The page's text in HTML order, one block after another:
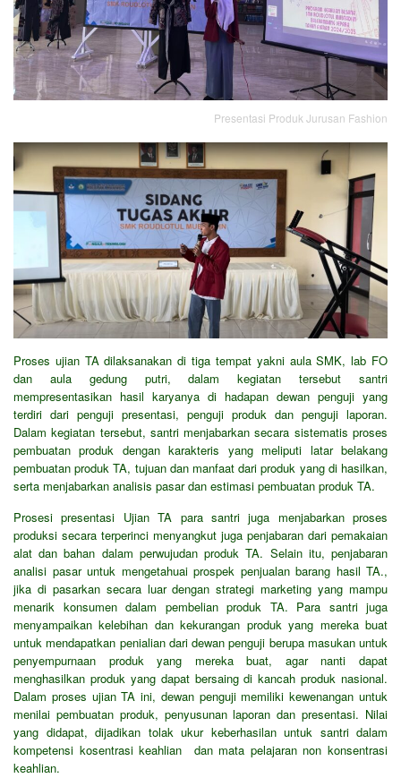
Presentasi Produk Jurusan Fashion
Proses ujian TA dilaksanakan di tiga tempat yakni aula SMK, lab FO
dan aula gedung putri, dalam kegiatan tersebut santri
mempresentasikan hasil karyanya di hadapan dewan penguji yang
terdiri dari penguji presentasi, penguji produk dan penguji laporan.
Dalam kegiatan tersebut, santri menjabarkan secara sistematis proses
pembuatan produk dengan karakteris yang meliputi latar belakang
pembuatan produk TA, tujuan dan manfaat dari produk yang di hasilkan,
serta menjabarkan analisis pasar dan estimasi pembuatan produk TA.
Prosesi presentasi Ujian TA para santri juga menjabarkan proses
produksi secara terperinci menyangkut juga penjabaran dari pemakaian
alat dan bahan dalam perwujudan produk TA. Selain itu, penjabaran
analisi pasar untuk mengetahuai prospek penjualan barang hasil TA.,
jika di pasarkan secara luar dengan strategi marketing yang mampu
menarik konsumen dalam pembelian produk TA. Para santri juga
menyampaikan kelebihan dan kekurangan produk yang mereka buat
untuk mendapatkan penialian dari dewan penguji berupa masukan untuk
penyempurnaan produk yang mereka buat, agar nanti dapat
menghasilkan produk yang dapat bersaing di kancah produk nasional.
Dalam proses ujian TA ini, dewan penguji memiliki kewenangan untuk
menilai pembuatan produk, penyusunan laporan dan presentasi. Nilai
yang didapat, dijadikan tolak ukur keberhasilan untuk santri dalam
kompetensi kosentrasi keahlian dan mata pelajaran non konsentrasi
keahlian.